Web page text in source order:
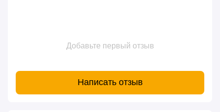
Добавьте первый отзыв
Написать отзыв